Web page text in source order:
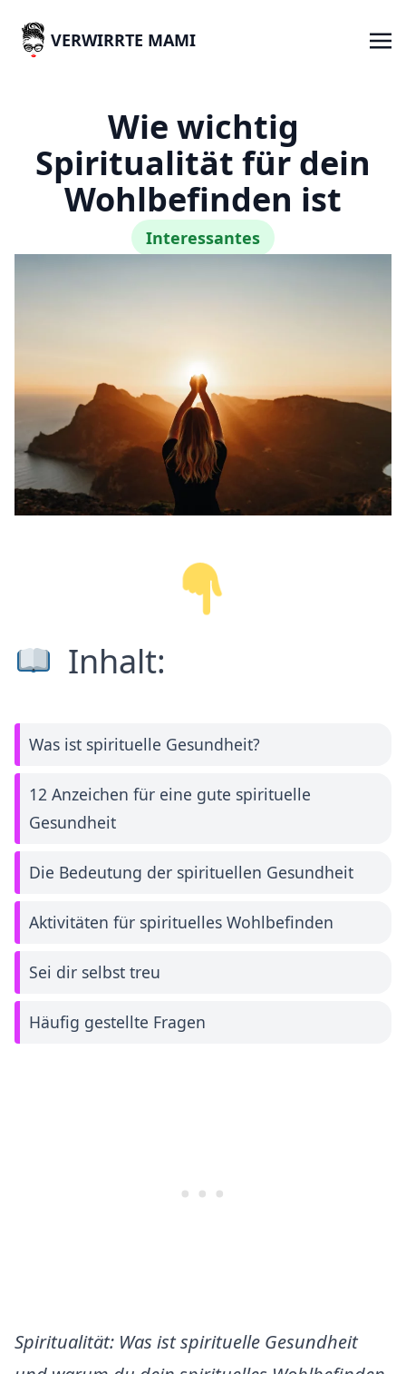
VERWIRRTE MAMI
Wie wichtig
Spiritualität für dein
Wohlbefinden ist
Interessantes
Inhalt:
Was ist spirituelle Gesundheit?
12 Anzeichen für eine gute spirituelle
Gesundheit
Die Bedeutung der spirituellen Gesundheit
Aktivitäten für spirituelles Wohlbefinden
Sei dir selbst treu
Häufig gestellte Fragen
Spiritualität: Was ist spirituelle Gesundheit